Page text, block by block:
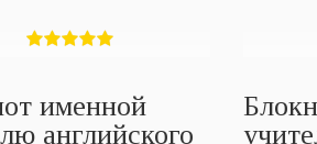
именной
английского